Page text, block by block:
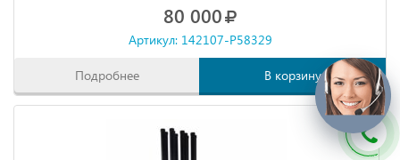
80 000
Артикул: 142107-P58329
Подробнее В корзину